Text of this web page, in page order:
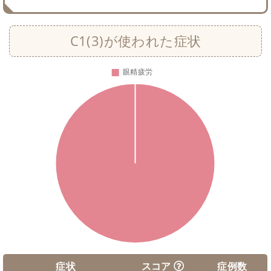
C1(3)が使われた症状
症状 スコア 症例数